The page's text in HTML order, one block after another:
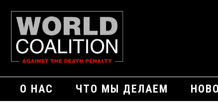
О НАС ЧТО МЫ ДЕЛАЕМ